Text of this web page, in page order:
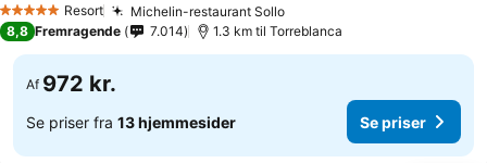
5 Stjerner Resort Michelin-restaurant SolloSe priser
Se priser
8,8 Fremragende 7.014 1.3 km til Torreblanca
Af 972 kr.
Se priser fra 13 hjemmesider Se priser